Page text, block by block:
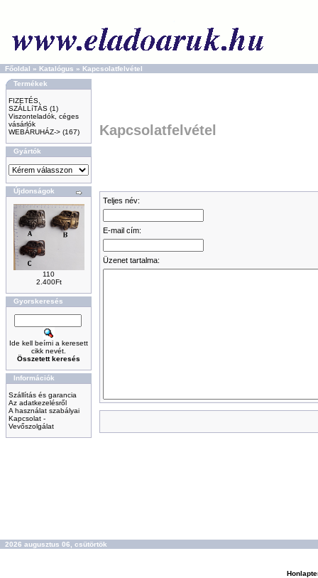
Főoldal » Katalógus » Kapcsolatfelvétel
Termékek
FIZETÉS,
SZÁLLíTÁS (1)
Viszonteladók, céges
vásárlók
WEBÁRUHÁZ-> (167)
Gyártók
Újdonságok
110
2.400Ft
Gyorskeresés
Ide kell beírni a keresett
cikk nevét.
Összetett keresés
Információk
Szállítás és garancia
Az adatkezelésről
A használat szabályai
Kapcsolat -
Vevőszolgálat
Kapcsolatfelvétel
Teljes név:
E-mail cím:
Üzenet tartalma:
2026 augusztus 06, csütörtök